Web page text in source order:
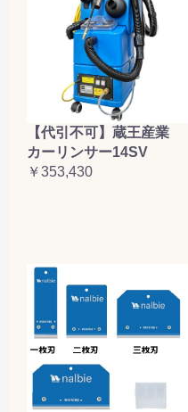
【代引不可】蔵王産業
カーリンサー14SV
￥353,430